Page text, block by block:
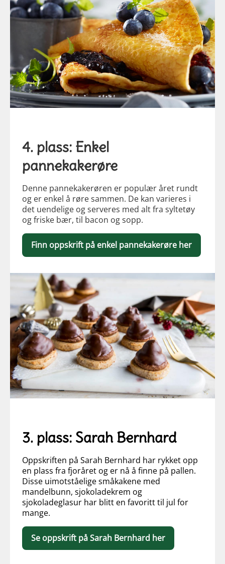
4. plass: Enkel
pannekakerøre
Denne pannekakerøren er populær året rundt
og er enkel å røre sammen. De kan varieres i
det uendelige og serveres med alt fra syltetøy
og friske bær, til bacon og sopp.
Finn oppskrift på enkel pannekakerøre her
3. plass: Sarah Bernhard
Oppskriften på Sarah Bernhard har rykket opp
en plass fra fjoråret og er nå å finne på pallen.
Disse uimotståelige småkakene med
mandelbunn, sjokoladekrem og
sjokoladeglasur har blitt en favoritt til jul for
mange.
Se oppskrift på Sarah Bernhard her